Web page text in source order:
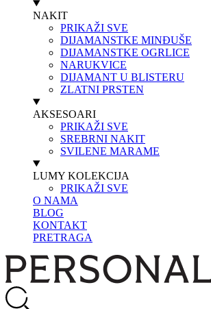
NAKIT
PRIKAŽI SVE
DIJAMANSTKE MINĐUŠE
DIJAMANSTKE OGRLICE
NARUKVICE
DIJAMANT U BLISTERU
ZLATNI PRSTEN
AKSESOARI
PRIKAŽI SVE
SREBRNI NAKIT
SVILENE MARAME
LUMY KOLEKCIJA
PRIKAŽI SVE
O NAMA
BLOG
KONTAKT
PRETRAGA